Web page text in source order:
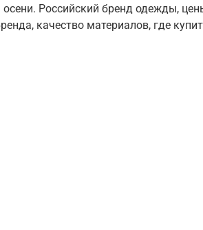
осени. Российский бренд одежды,
качество материалов, где